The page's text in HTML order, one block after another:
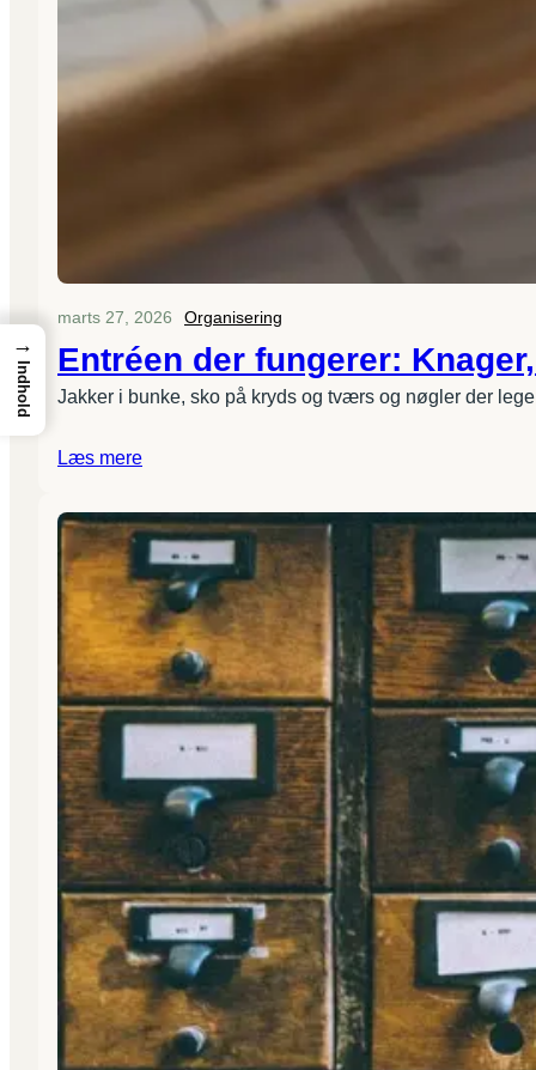
marts 27, 2026 Organisering
Entréen der fungerer:
Jakker i bunke, sko på kryds og tværs og nøgler der
Læs mere
→
Indhold